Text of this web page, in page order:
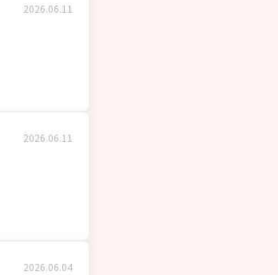
2026.06.11
2026.06.11
2026.06.04